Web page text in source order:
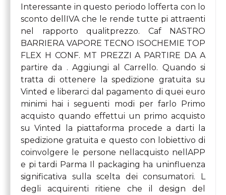
Interessante in questo periodo lofferta con lo
sconto dellIVA che le rende tutte pi attraenti
nel rapporto qualitprezzo. Caf NASTRO
BARRIERA VAPORE TECNO ISOCHEMIE TOP
FLEX H CONF. MT PREZZI A PARTIRE DA A
partire da . Aggiungi al Carrello. Quando si
tratta di ottenere la spedizione gratuita su
Vinted e liberarci dal pagamento di quei euro
minimi hai i seguenti modi per farlo Primo
acquisto quando effettui un primo acquisto
su Vinted la piattaforma procede a darti la
spedizione gratuita e questo con lobiettivo di
coinvolgere le persone nellacquisto nellAPP
e pi tardi Parma Il packaging ha uninfluenza
significativa sulla scelta dei consumatori. L
degli acquirenti ritiene che il design del